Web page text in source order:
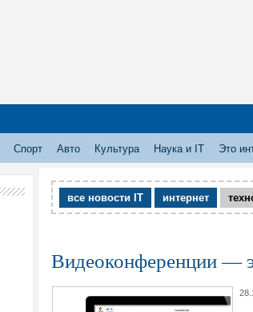
Спорт Авто Культура Наука и IT Это
все новости IT интернет
Видеоконференции —